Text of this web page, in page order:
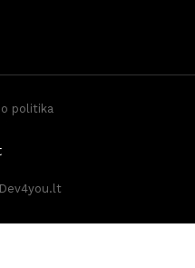
politika
Dev4you.lt